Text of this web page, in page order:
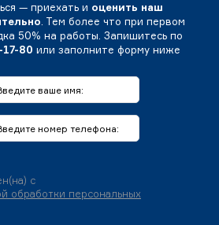
— приехать и оценить наш
. Тем более что при первом
50% на работы. Запишитесь по
17-80 или заполните форму ниже
с
обработки персональных